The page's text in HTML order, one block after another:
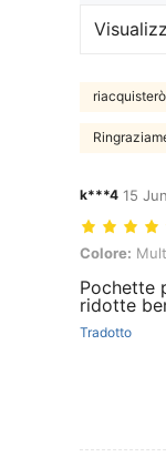
k***4 15
Colore:
Colore:
Pochette
ridotte
Tradotto